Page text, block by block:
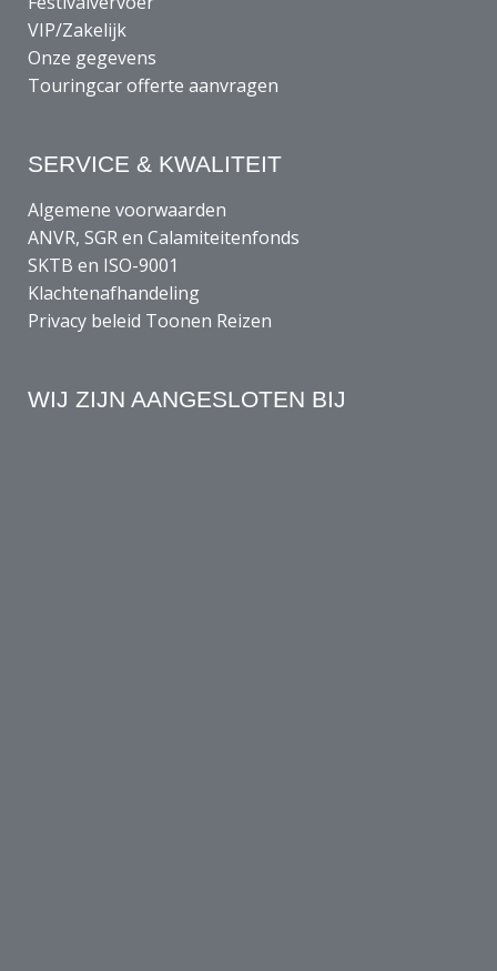
VIP/Zakelijk
Onze gegevens
Touringcar offerte aanvragen
SERVICE & KWALITEIT
Algemene voorwaarden
ANVR, SGR en Calamiteitenfonds
SKTB en ISO-9001
Klachtenafhandeling
Privacy beleid Toonen Reizen
WIJ ZIJN AANGESLOTEN BIJ